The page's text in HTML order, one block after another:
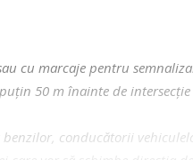
cu marcaje pentru
50 m înainte de
conducătorii